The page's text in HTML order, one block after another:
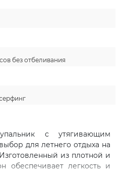
без отбеливания
с утягивающим
для летнего отдыха на
из плотной и
обеспечивает легкость и